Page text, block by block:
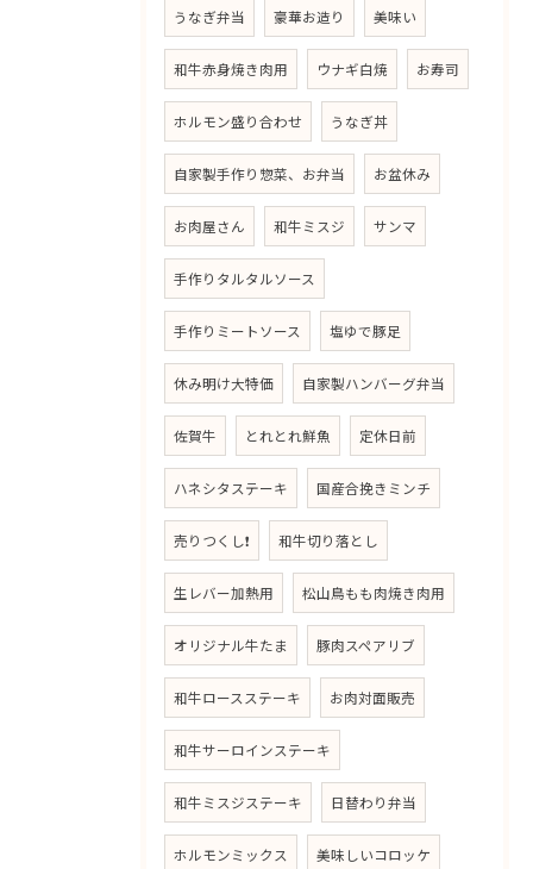
うなぎ弁当 豪華お造り 美味い
和牛赤身焼き肉用 ウナギ白焼 お寿司
ホルモン盛り合わせ うなぎ丼
自家製手作り惣菜、お弁当 お盆休み
お肉屋さん 和牛ミスジ サンマ
手作りタルタルソース
手作りミートソース 塩ゆで豚足
休み明け大特価 自家製ハンバーグ弁当
佐賀牛 とれとれ鮮魚 定休日前
ハネシタステーキ 国産合挽きミンチ
売りつくし❗ 和牛切り落とし
生レバー加熱用 松山鳥もも肉焼き肉用
オリジナル牛たま 豚肉スペアリブ
和牛ロースステーキ お肉対面販売
和牛サーロインステーキ
和牛ミスジステーキ 日替わり弁当
ホルモンミックス 美味しいコロッケ